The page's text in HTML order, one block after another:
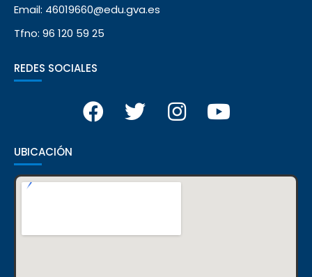
Email: 46019660@edu.gva.es
Tfno: 96 120 59 25
REDES SOCIALES
UBICACIÓN